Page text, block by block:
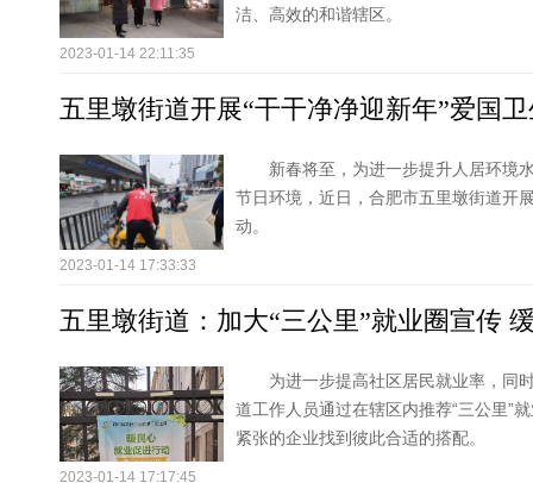
洁、高效的和谐辖区。
2023-01-14 22:11:35
五里墩街道开展“干干净净迎新年”爱国
新春将至，为进一步提升人居环境
节日环境，近日，合肥市五里墩街道开
动。
2023-01-14 17:33:33
五里墩街道：加大“三公里”就业圈宣传
为进一步提高社区居民就业率，同
道工作人员通过在辖区内推荐“三公里”
紧张的企业找到彼此合适的搭配。
2023-01-14 17:17:45